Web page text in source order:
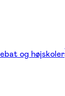
og højskoler